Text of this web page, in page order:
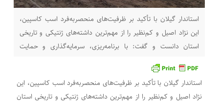
استاندار گیلان با تأکید بر ظرفیت‌های منحصربه‌فرد اسب کاسپین،
این نژاد اصیل و کم‌نظیر را از مهم‌ترین داشته‌های ژنتیکی و تاریخی
استان دانست و گفت: با برنامه‌ریزی، سرمایه‌گذاری و حمایت
برای گیلان و عامل تقویت گردشگری، اقتصاد و هویت فرهنگی استان
تبدیل شود. به گزارش آفتاب
استاندار گیلان با تأکید بر ظرفیت‌های منحصربه‌فرد اسب کاسپین، این
نژاد اصیل و کم‌نظیر را از مهم‌ترین داشته‌های ژنتیکی و تاریخی استان